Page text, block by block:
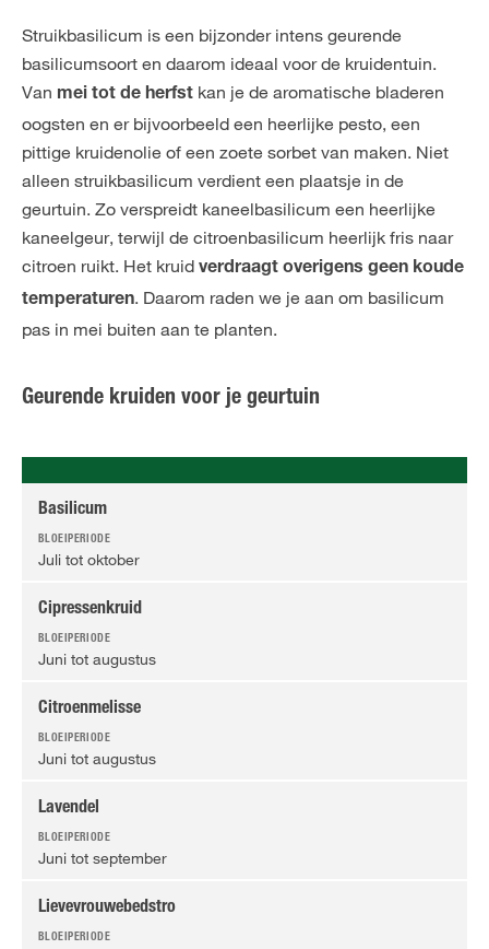
Struikbasilicum is een bijzonder intens geurende
basilicumsoort en daarom ideaal voor de kruidentuin.
Van mei tot de herfst kan je de aromatische bladeren
oogsten en er bijvoorbeeld een heerlijke pesto, een
pittige kruidenolie of een zoete sorbet van maken. Niet
alleen struikbasilicum verdient een plaatsje in de
geurtuin. Zo verspreidt kaneelbasilicum een heerlijke
kaneelgeur, terwijl de citroenbasilicum heerlijk fris naar
citroen ruikt. Het kruid verdraagt overigens geen koude
temperaturen. Daarom raden we je aan om basilicum
pas in mei buiten aan te planten.
Geurende kruiden voor je geurtuin
Basilicum
Juli tot oktober
Cipressenkruid
Juni tot augustus
Citroenmelisse
Juni tot augustus
Lavendel
Juni tot september
Lievevrouwebedstro